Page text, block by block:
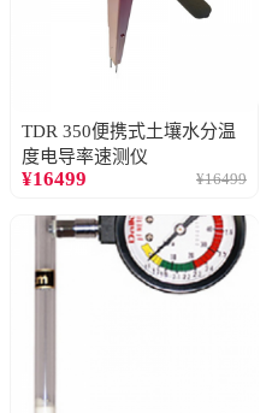
TDR 350便携式土壤水分温
度电导率速测仪
¥16499 ¥16499